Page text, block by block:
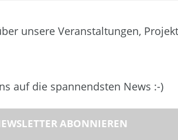
unsere Veranstaltungen,
auf die spannendsten News :-)
ABONNIEREN